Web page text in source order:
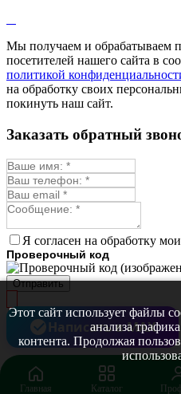
Мы получаем и обрабатываем
посетителей нашего сайта в
политикой
на обработку своих
покинуть наш сайт.
Этот сайт использует файлы
анализа
контента. Продолжая
Заказать обратный
Я согласен на обработку
Проверочный код
Отправить
Главная Каталог
Написать в MAX